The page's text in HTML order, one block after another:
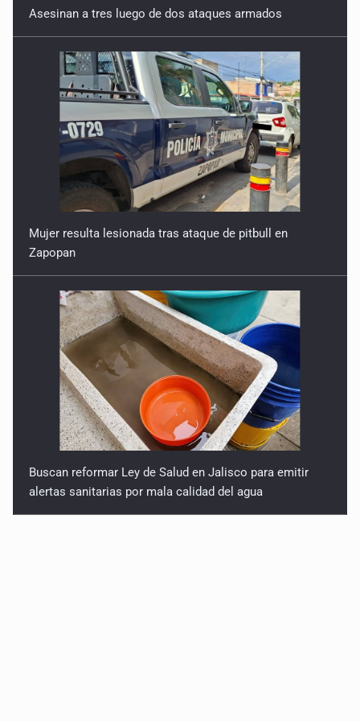
Asesinan a tres luego de dos ataques armados
Mujer resulta lesionada tras ataque de pitbull en
Zapopan
Buscan reformar Ley de Salud en Jalisco para emitir
alertas sanitarias por mala calidad del agua